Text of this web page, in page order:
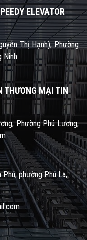
ELEVATOR
Thị Hạnh), Phường
Ninh
THƯƠNG MẠI TIN
Phường Phú Lương,
Phú, phường Phú La,